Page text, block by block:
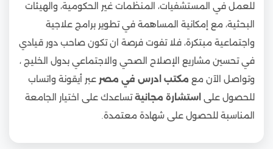
للعمل في المستشفيات، المنظمات غير الحكومية، والهيئات
البحثية، مع إمكانية المساهمة في تطوير برامج علاجية
واجتماعية مبتكرة، فلا تفوت فرصة ان تكون صاحب دور قيادي
في تحسين مشاريع الإصلاح الصحي والاجتماعي بدول الخليج ،
وتواصل الآن مع مكتب ادرس في مصر عبر أيقونة واتساب
للحصول على استشارة مجانيةتساعدك على اختيار الجامعة
المناسبة للحصول على شهادة معتمدة.